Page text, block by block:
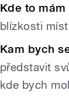
Kde to
blízkosti
Kam bych
představit
kde bych